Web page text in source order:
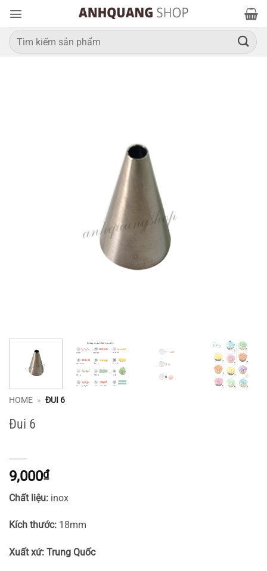
qua
nội
dung
Tìm
kiếm:
HOME » ĐUI 6
Đui 6
9,000₫
Chất liệu: inox
Kích thước: 18mm
Xuất xứ: Trung Quốc